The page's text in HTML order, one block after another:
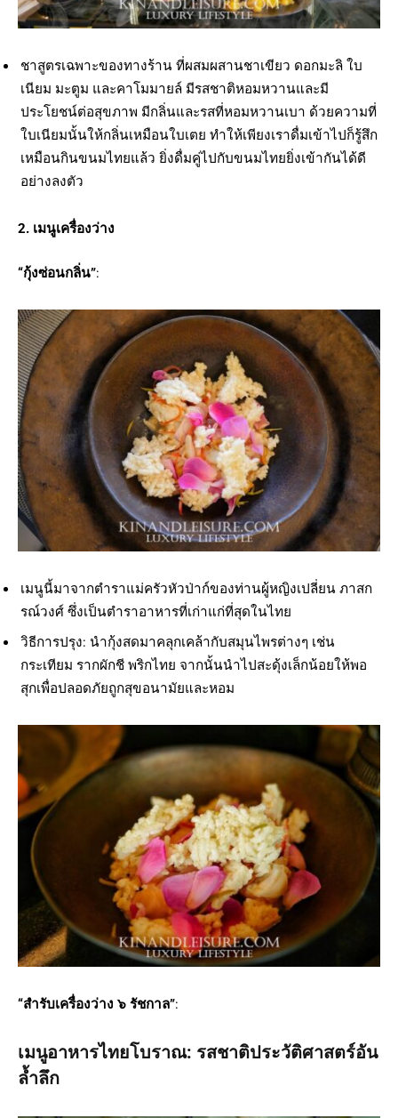
ชาสูตรเฉพาะของทางร้าน ที่ผสมผสานชาเขียว ดอกมะลิ ใบ
เนียม มะตูม และคาโมมายล์ มีรสชาติหอมหวานและมี
ประโยชน์ต่อสุขภาพ มีกลิ่นและรสที่หอมหวานเบา ด้วยความที่
ใบเนียมนั้นให้กลิ่นเหมือนใบเตย ทำให้เพียงเราดื่มเข้าไปก็รู้สึก
เหมือนกินขนมไทยแล้ว ยิ่งดื่มคู่ไปกับขนมไทยยิ่งเข้ากันได้ดี
อย่างลงตัว
2. เมนูเครื่องว่าง
“กุ้งซ่อนกลิ่น”:
เมนูนี้มาจากตำราแม่ครัวหัวป่าก์ของท่านผู้หญิงเปลี่ยน ภาสก
รณ์วงศ์ ซึ่งเป็นตำราอาหารที่เก่าแก่ที่สุดในไทย
วิธีการปรุง: นำกุ้งสดมาคลุกเคล้ากับสมุนไพรต่างๆ เช่น
กระเทียม รากผักชี พริกไทย จากนั้นนำไปสะดุ้งเล็กน้อยให้พอ
สุกเพื่อปลอดภัยถูกสุขอนามัยและหอม
“สำรับเครื่องว่าง ๖ รัชกาล”:
เมนูอาหารไทยโบราณ: รสชาติประวัติศาสตร์อัน
ล้ำลึก